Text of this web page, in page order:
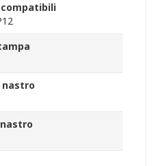
nastro